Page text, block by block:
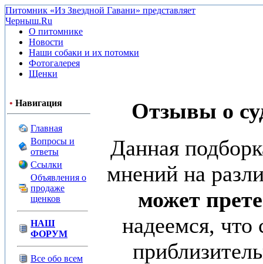
Питомник «Из Звездной Гавани» представляет
Черныш.Ru
О питомнике
Новости
Наши собаки и их потомки
Фотогалерея
Щенки
• Навигация
Главная
Вопросы и
ответы
Ссылки
Объявления о
продаже
щенков
НАШ
ФОРУМ
Все обо всем
Отзывы о
Данная
мнений на
может
надеемся, что